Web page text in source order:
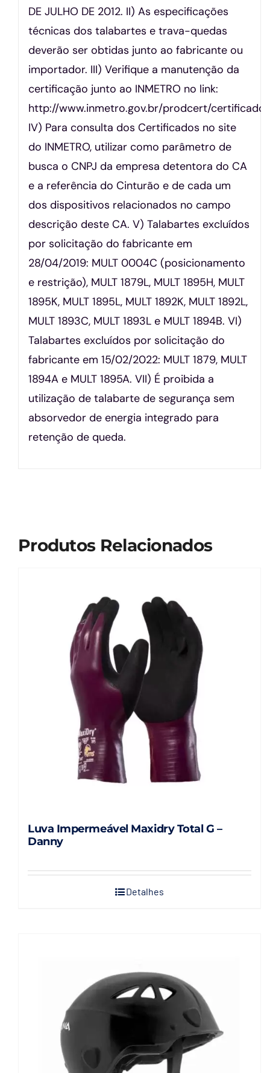
DE JULHO DE 2012. II) As especificações
técnicas dos talabartes e trava-quedas
deverão ser obtidas junto ao fabricante ou
importador. III) Verifique a manutenção da
certificação junto ao INMETRO no link:
http://www.inmetro.gov.br/prodcert/
IV) Para consulta dos Certificados no site
do INMETRO, utilizar como parâmetro de
busca o CNPJ da empresa detentora do CA
e a referência do Cinturão e de cada um
dos dispositivos relacionados no campo
descrição deste CA. V) Talabartes excluídos
por solicitação do fabricante em
28/04/2019: MULT 0004C (posicionamento
e restrição), MULT 1879L, MULT 1895H, MULT
1895K, MULT 1895L, MULT 1892K, MULT 1892L,
MULT 1893C, MULT 1893L e MULT 1894B. VI)
Talabartes excluídos por solicitação do
fabricante em 15/02/2022: MULT 1879, MULT
1894A e MULT 1895A. VII) É proibida a
utilização de talabarte de segurança sem
absorvedor de energia integrado para
retenção de queda.
Produtos Relacionados
Luva Impermeável Maxidry Total G –
Danny
Detalhes